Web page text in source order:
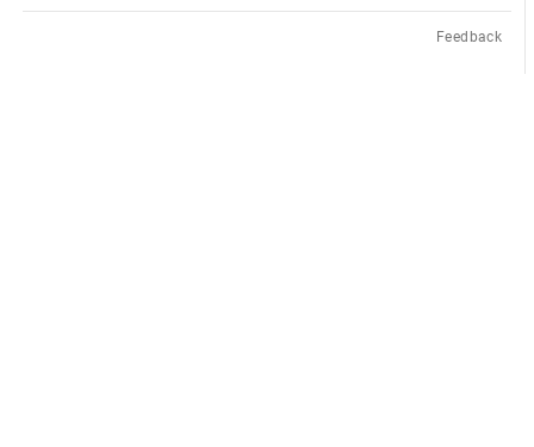
Feedback